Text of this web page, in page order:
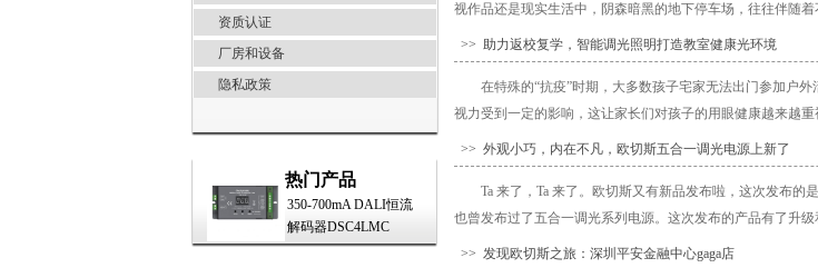
资质认证
厂房和设备
隐私政策
热门产品
350-700mA DALI恒流
解码器DSC4LMC
视作品还是现实生活中，阴森暗黑的地下停车场，往往伴随
>> 助力返校复学，智能调光照明打造教室健康光环境
在特殊的“抗疫”时期，大多数孩子宅家无法出门参加户
视力受到一定的影响，这让家长们对孩子的用眼健康越来越
>> 外观小巧，内在不凡，欧切斯五合一调光电源上新了
Ta 来了，Ta 来了。欧切斯又有新品发布啦，这次发布
也曾发布过了五合一调光系列电源。这次发布的产品有了升
>> 发现欧切斯之旅：深圳平安金融中心gaga店